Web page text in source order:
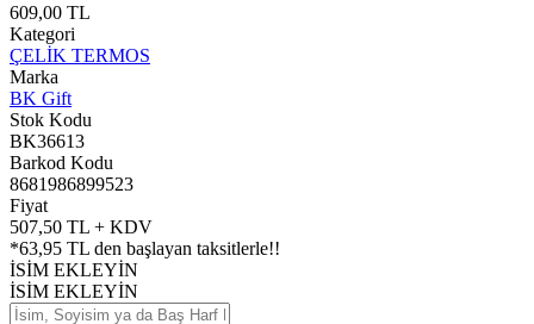
609,00 TL
Kategori
ÇELİK TERMOS
Marka
BK Gift
Stok Kodu
BK36613
Barkod Kodu
8681986899523
Fiyat
507,50 TL + KDV
*63,95 TL den başlayan taksitlerle!!
İSİM EKLEYİN
İSİM EKLEYİN